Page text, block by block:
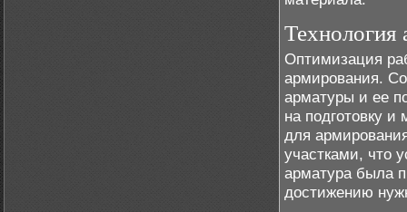
Технология
Оптимизация
армирования.
арматуры и ее
на подготовку и
для
участками, что
арматура была
достижению